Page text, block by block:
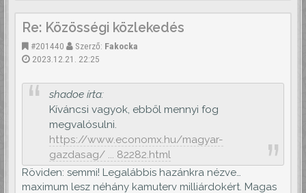
Re: Közösségi közlekedés
#201440 Szerző: Fakocka
2023.12.21. 22:25
shadoe írta:
Kíváncsi vagyok, ebből mennyi fog
megvalósulni.
https://www.economx.hu/magyar-
gazdasag/ ... 82282.html
Röviden: semmi! Legalábbis hazánkra nézve…
maximum lesz néhány kamuterv milliárdokért. Magas